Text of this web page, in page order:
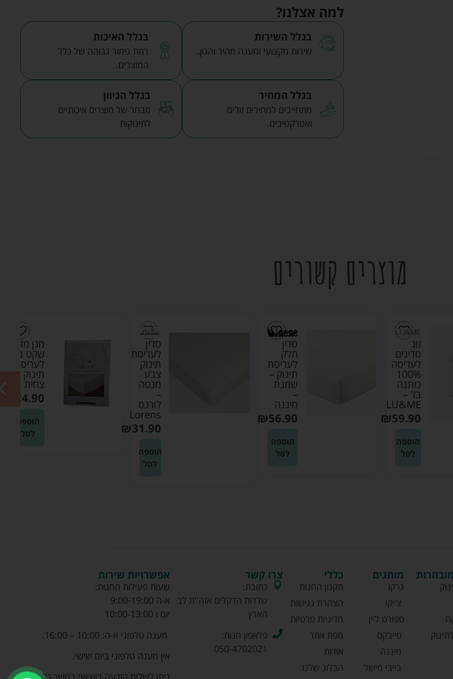
למה אצלנו?
בגלל השירות
שירות מקצועי ומענה מהיר והגון.
בגלל האיכות
רמת גימור גבוהה של כלל
המוצרים.
בגלל המחיר
מתחייבים למחירים זולים
ואטרקטיבים.
בגלל הגיוון
מבחר של מוצרים איכותיים
לתינוקות
מוצרים קשורים
סדינים
לעריסה
100%
כותנה
LU&ME
₪59.90
הוספה
לעריסת
תינוק –
שמנת
מיננה
₪56.90
הוספה
לעריסת
מנטה
לורנס
Lorens
₪31.90
הוספה
מגן מזרן
שקט בד
לעריסת
תינוק –
₪24.90
הוספה
מותגים
גרקו
צ'יקו
ספורט ליין
סייבקס
מיננה
בייבי מישל
כללי
תקנון החנות
הצהרת נגישות
מדיניות פרטיות
מפת אתר
אודות
הבלוג שלנו
צרו קשר
כתובת:
שדרות הדקלים אזה''ת לב
הארץ
פלאפון חנות:
050-4702021
אפשרויות שירות
שעות פעילות החנות:
א-ה 9:00-19:00
יום ו 10:00-13:00
מענה טלפוני א-ה: 10:00 – 16:00.
אין מענה טלפוני ביום שישי.